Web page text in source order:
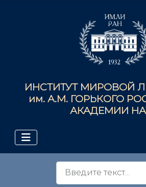
ИНСТИТУТ МИРОВОЙ
им. А.М. ГОРЬКОГО
АКАДЕМИИ